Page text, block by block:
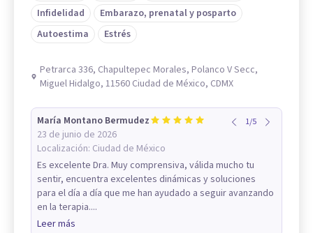
Infidelidad
Embarazo, prenatal y posparto
Autoestima
Estrés
Petrarca 336, Chapultepec Morales, Polanco V Secc,
Miguel Hidalgo, 11560 Ciudad de México, CDMX
María Montano Bermudez
23 de junio de 2026
Localización: Ciudad de México
1/5
Es excelente Dra. Muy comprensiva, válida mucho tu
sentir, encuentra excelentes dinámicas y soluciones
para el día a día que me han ayudado a seguir avanzando
en la terapia....
Leer más